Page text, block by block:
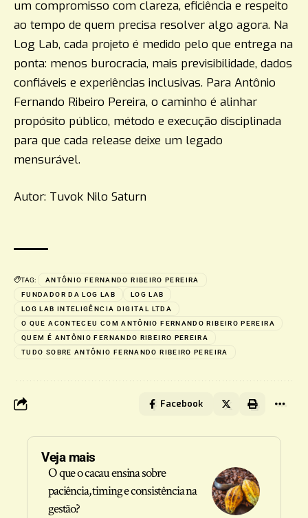
um compromisso com clareza, eficiência e respeito
ao tempo de quem precisa resolver algo agora. Na
Log Lab, cada projeto é medido pelo que entrega na
ponta: menos burocracia, mais previsibilidade, dados
confiáveis e experiências inclusivas. Para Antônio
Fernando Ribeiro Pereira, o caminho é alinhar
propósito público, método e execução disciplinada
para que cada release deixe um legado
mensurável.
Autor: Tuvok Nilo Saturn
TAG:
ANTÔNIO FERNANDO RIBEIRO PEREIRA
FUNDADOR DA LOG LAB
LOG LAB
LOG LAB INTELIGÊNCIA DIGITAL LTDA
O QUE ACONTECEU COM ANTÔNIO FERNANDO RIBEIRO PEREIRA
QUEM É ANTÔNIO FERNANDO RIBEIRO PEREIRA
TUDO SOBRE ANTÔNIO FERNANDO RIBEIRO PEREIRA
Facebook
Veja mais
O que o cacau ensina sobre
paciência, timing e consistência na
gestão?